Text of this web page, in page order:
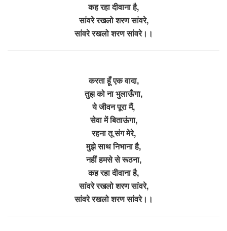
कह रहा दीवाना है,
सांवरे रखलो शरण सांवरे,
सांवरे रखलो शरण सांवरे।।
करता हूँ एक वादा,
तुझ को ना भुलाऊँगा,
ये जीवन पूरा मैं,
सेवा में बिताऊंगा,
रहना तू संग मेरे,
मुझे साथ निभाना है,
नहीं हमसे से रूठना,
कह रहा दीवाना है,
सांवरे रखलो शरण सांवरे,
सांवरे रखलो शरण सांवरे।।